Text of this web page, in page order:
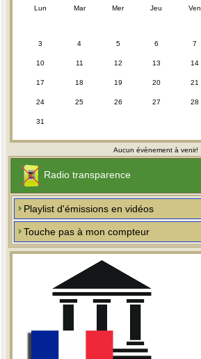
Lun Mar Mer Jeu Ven
3 4 5 6 7
10 11 12 13 14
17 18 19 20 21
24 25 26 27 28
31
Aucun évènement à venir!
Radio transparence
Playlist d'émissions en vidéos
Touche pas à mon compteur